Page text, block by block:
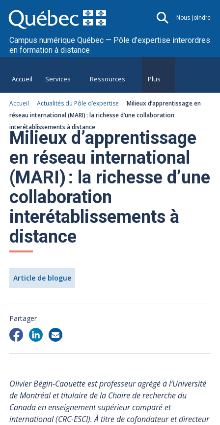
Nous joindre
Campus numérique Québec — Pôle d’expertise interordres
en formation à distance
Accueil Services Ressources Plus
Accueil Actualités du Pôle d’expertise
Milieux d’apprentissage en
réseau international (MARI) : la richesse d’une collaboration
interétablissements à distance
Milieux d’apprentissage
en réseau international
(MARI) : la richesse d’une
collaboration
interétablissements à
distance
Article de blogue
Partager
Olivier Bégin-Caouette est professeur agrégé à l’Université
de Montréal et titulaire de la Chaire de recherche du
Canada en enseignement supérieur comparé et
international (CRC-ESCI). À titre de cofondateur et directeur